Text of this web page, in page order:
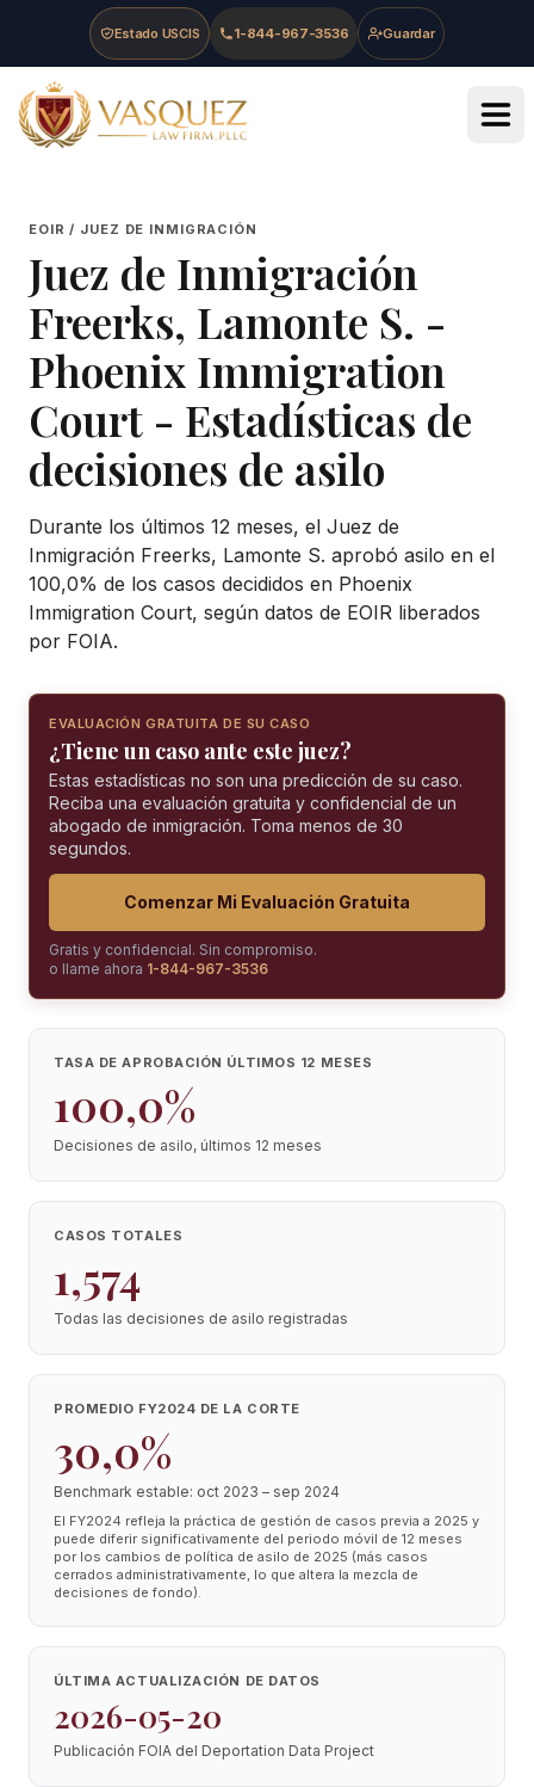
Skip to main content
Skip to navigation
Skip to footer
Estado USCIS 1-844-967-3536 Guardar
Vasquez Law Firm - Home
EOIR / JUEZ DE INMIGRACIÓN
Juez de Inmigración
Freerks, Lamonte S. -
Phoenix Immigration
Court - Estadísticas de
decisiones de asilo
Durante los últimos 12 meses, el Juez de
Inmigración Freerks, Lamonte S. aprobó asilo en el
100,0% de los casos decididos en Phoenix
Immigration Court, según datos de EOIR liberados
por FOIA.
EVALUACIÓN GRATUITA DE SU CASO
¿Tiene un caso ante este juez?
Estas estadísticas no son una predicción de su caso.
Reciba una evaluación gratuita y confidencial de un
abogado de inmigración. Toma menos de 30
segundos.
Comenzar Mi Evaluación Gratuita
Gratis y confidencial. Sin compromiso.
o llame ahora 1-844-967-3536
TASA DE APROBACIÓN ÚLTIMOS 12 MESES
100,0%
Decisiones de asilo, últimos 12 meses
CASOS TOTALES
1,574
Todas las decisiones de asilo registradas
PROMEDIO FY2024 DE LA CORTE
30,0%
Benchmark estable: oct 2023 – sep 2024
El FY2024 refleja la práctica de gestión de casos previa a 2025 y
puede diferir significativamente del periodo móvil de 12 meses
por los cambios de política de asilo de 2025 (más casos
cerrados administrativamente, lo que altera la mezcla de
decisiones de fondo).
ÚLTIMA ACTUALIZACIÓN DE DATOS
2026-05-20
Publicación FOIA del Deportation Data Project